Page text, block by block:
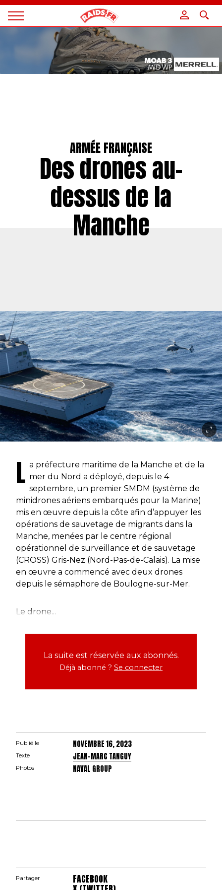
Magazine
ARMÉE FRANÇAISE
Des drones au-
dessus de la
Manche
L a préfecture maritime de la Manche et de la
mer du Nord a déployé, depuis le 4
septembre, un premier SMDM (système de
minidrones aériens embarqués pour la Marine)
mis en œuvre depuis la côte afin d’appuyer les
opérations de sauvetage de migrants dans la
Manche, menées par le centre régional
opérationnel de surveillance et de sauvetage
(CROSS) Gris-Nez (Nord-Pas-de-Calais). La mise
en œuvre a commencé avec deux drones
depuis le sémaphore de Boulogne-sur-Mer.
Le drone...
La suite est réservée aux abonnés.
Déjà abonné ? Se connecter
Publié le NOVEMBRE 16, 2023
Texte JEAN-MARC TANGUY
Photos NAVAL GROUP
Partager FACEBOOK
Panneau de gestion des cookies